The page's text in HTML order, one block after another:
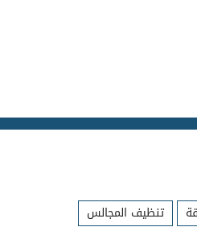
تنظيف المجالس